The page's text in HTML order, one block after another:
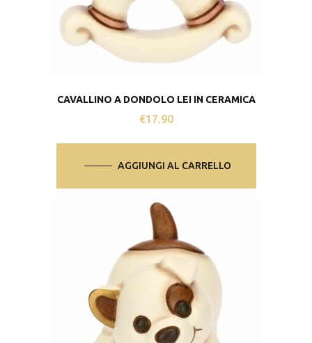
CAVALLINO A DONDOLO LEI IN CERAMICA
€17.90
AGGIUNGI AL CARRELLO